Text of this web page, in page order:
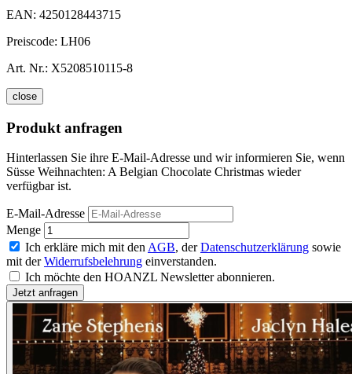
EAN: 4250128443715
Preiscode: LH06
Art. Nr.: X5208510115-8
close
Produkt anfragen
Hinterlassen Sie ihre E-Mail-Adresse und wir informieren Sie, wenn
Süsse Weihnachten: A Belgian Chocolate Christmas wieder
verfügbar ist.
E-Mail-Adresse
Menge
Ich erkläre mich mit den AGB, derDatenschutzerklärung sowie
mit derWiderrufsbelehrung einverstanden.
Ich möchte den HOANZL Newsletter abonnieren.